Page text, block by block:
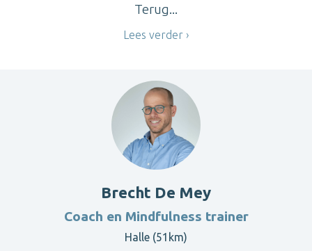
Terug...
Lees verder
Brecht De Mey
Coach en Mindfulness trainer
Halle (51km)